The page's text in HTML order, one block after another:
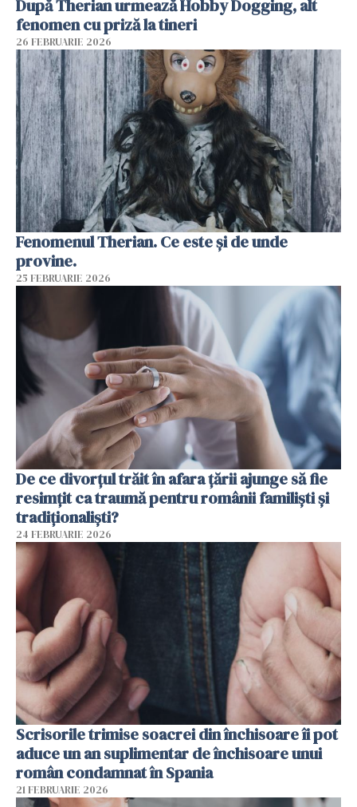
După Therian urmează Hobby Dogging, alt
fenomen cu priză la tineri
26 FEBRUARIE 2026
Fenomenul Therian. Ce este și de unde
provine.
25 FEBRUARIE 2026
De ce divorțul trăit în afara țării ajunge să fie
resimțit ca traumă pentru românii familiști și
tradiționaliști?
24 FEBRUARIE 2026
Scrisorile trimise soacrei din închisoare îi pot
aduce un an suplimentar de închisoare unui
român condamnat în Spania
21 FEBRUARIE 2026